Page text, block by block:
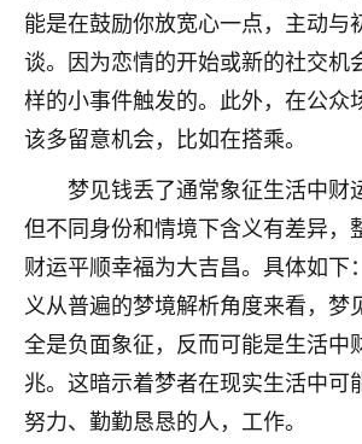
能是在鼓励你放宽心一点，主动与
谈。因为恋情的开始或新的社交机
样的小事件触发的。此外，在公众
该多留意机会，比如在搭乘。
梦见钱丢了通常象征生活中财
但不同身份和情境下含义有差异，
财运平顺幸福为大吉昌。具体如下
义从普遍的梦境解析角度来看，梦
全是负面象征，反而可能是生活中
兆。这暗示着梦者在现实生活中可
努力、勤勤恳恳的人，工作。
鹿森：恭喜升职加薪！！，
12小时前 来自北京
心心相印
我身体不太好，总是病病殃殃的
问题，反正就是不舒服。中医西
题，后来无意中看到有人推荐慧
之后，心情豁然开朗，也听老师
果问题。今年以来，身体比以前
了，老师说境随心转，现在深有
鹿森：是的，其实跟老师聊
触，首先就是心态会变好，万
不由人！